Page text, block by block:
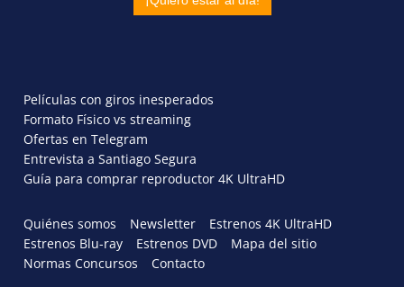
Películas con giros inesperados
Formato Físico vs streaming
Ofertas en Telegram
Entrevista a Santiago Segura
Guía para comprar reproductor 4K UltraHD
Quiénes somos Newsletter
Estrenos 4K UltraHD
Estrenos Blu-ray
Estrenos DVD
Mapa del sitio
Normas Concursos
Contacto